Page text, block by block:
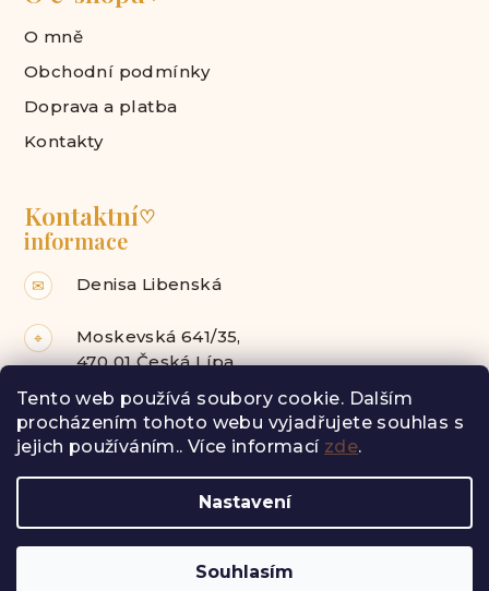
Tento web používá soubory cookie. Dalším
procházením tohoto webu vyjadřujete souhlas s
jejich používáním.. Více informací zde.
Nastavení
Souhlasím
O mně
Obchodní podmínky
Doprava a platba
Kontakty
Kontaktní♡
informace
✉ Denisa Libenská
⌖
Moskevská 641/35,
470 01 Česká Lípa
Facebook Instagram
vyhrazena.
Vytvořil Shoptet